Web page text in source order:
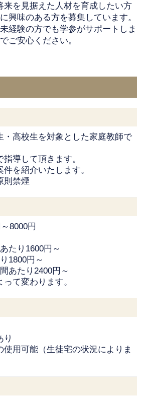
来を見据えた人材を育成したい方
興味のある方を募集しています。
経験の方でも学参がサポートしま
ご安心ください。
・高校生を対象とした家庭教師で
導して頂きます。
を紹介いたします。
則禁煙
8000円
たり1600円～
1800円～
あたり2400円～
て変わります。
り
使用可能（生徒宅の状況によりま